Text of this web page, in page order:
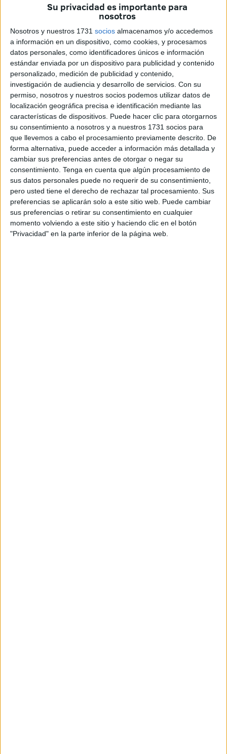
Su privacidad es importante para
nosotros
Nosotros y nuestros 1731 socios almacenamos y/o accedemos
a información en un dispositivo, como cookies, y procesamos
datos personales, como identificadores únicos e información
estándar enviada por un dispositivo para publicidad y contenido
personalizado, medición de publicidad y contenido,
investigación de audiencia y desarrollo de servicios. Con su
permiso, nosotros y nuestros socios podemos utilizar datos de
localización geográfica precisa e identificación mediante las
características de dispositivos. Puede hacer clic para otorgarnos
su consentimiento a nosotros y a nuestros 1731 socios para
que llevemos a cabo el procesamiento previamente descrito. De
forma alternativa, puede acceder a información más detallada y
cambiar sus preferencias antes de otorgar o negar su
consentimiento. Tenga en cuenta que algún procesamiento de
sus datos personales puede no requerir de su consentimiento,
pero usted tiene el derecho de rechazar tal procesamiento. Sus
preferencias se aplicarán solo a este sitio web. Puede cambiar
sus preferencias o retirar su consentimiento en cualquier
momento volviendo a este sitio y haciendo clic en el botón
"Privacidad" en la parte inferior de la página web.
Como escostumbre, la Ciudad ha acudido puntualmente
para rendir homenaje a Antonio López Sánchez-Prado,
quien fuera alcalde de Ceuta y un médico de gran
prestigio, en este jueves 5 de septiembre, fecha en la que
se conmemoran los89 añosdesde su fusilamiento en
1936.
La ceremonia, que ya forma parte de latradiciónlocal, se
llevó a cabo bajo laesculturaque recuerda al último
alcalde republicano de Ceuta, situada en el paseo que
lleva su nombre.
En el actoestuvieron presentes las principales
autoridades, entre ellas el presidente de la Ciudad,Juan
Vivas, y Gonzalo Sanz, jefe de Gabinete de la Delegación
del Gobierno, junto a representantes de variospartidos
políticosde la Asamblea.